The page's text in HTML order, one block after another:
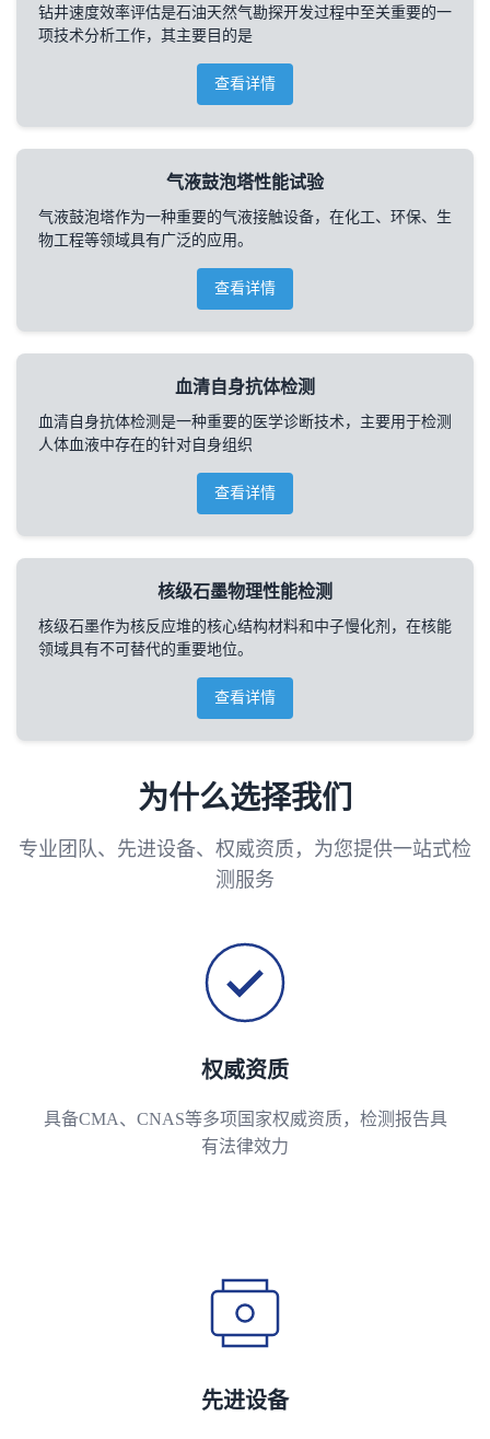
钻井速度效率评估是石油天然气勘探开发过程中至关重要的一
项技术分析工作，其主要目的是
查看详情
气液鼓泡塔性能试验
气液鼓泡塔作为一种重要的气液接触设备，在化工、环保、生
物工程等领域具有广泛的应用。
查看详情
血清自身抗体检测
血清自身抗体检测是一种重要的医学诊断技术，主要用于检测
人体血液中存在的针对自身组织
查看详情
核级石墨物理性能检测
核级石墨作为核反应堆的核心结构材料和中子慢化剂，在核能
领域具有不可替代的重要地位。
查看详情
为什么选择我们
专业团队、先进设备、权威资质，为您提供一站式检
测服务
权威资质
具备CMA、CNAS等多项国家权威资质，检测报告具
有法律效力
先进设备